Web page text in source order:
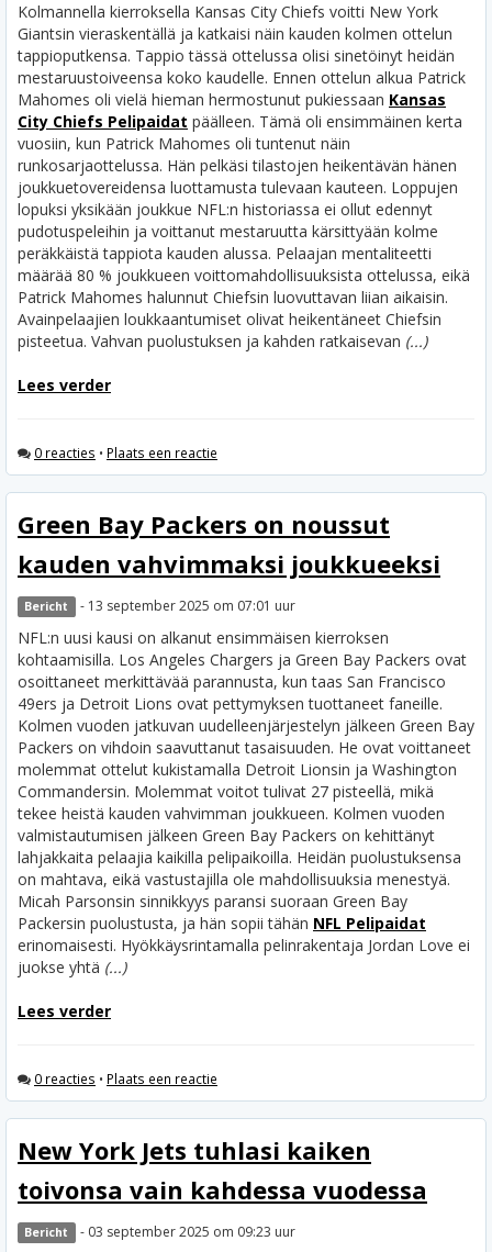
Kolmannella kierroksella Kansas City Chiefs voitti New York
Giantsin vieraskentällä ja katkaisi näin kauden kolmen ottelun
tappioputkensa. Tappio tässä ottelussa olisi sinetöinyt heidän
mestaruustoiveensa koko kaudelle. Ennen ottelun alkua Patrick
Mahomes oli vielä hieman hermostunut pukiessaan Kansas
City Chiefs Pelipaidat päälleen. Tämä oli ensimmäinen kerta
vuosiin, kun Patrick Mahomes oli tuntenut näin
runkosarjaottelussa. Hän pelkäsi tilastojen heikentävän hänen
joukkuetovereidensa luottamusta tulevaan kauteen. Loppujen
lopuksi yksikään joukkue NFL:n historiassa ei ollut edennyt
pudotuspeleihin ja voittanut mestaruutta kärsittyään kolme
peräkkäistä tappiota kauden alussa. Pelaajan mentaliteetti
määrää 80 % joukkueen voittomahdollisuuksista ottelussa, eikä
Patrick Mahomes halunnut Chiefsin luovuttavan liian aikaisin.
Avainpelaajien loukkaantumiset olivat heikentäneet Chiefsin
pisteetua. Vahvan puolustuksen ja kahden ratkaisevan (...)
Lees verder
0 reacties • Plaats een reactie
Green Bay Packers on noussut
kauden vahvimmaksi joukkueeksi
Bericht - 13 september 2025 om 07:01 uur
NFL:n uusi kausi on alkanut ensimmäisen kierroksen
kohtaamisilla. Los Angeles Chargers ja Green Bay Packers ovat
osoittaneet merkittävää parannusta, kun taas San Francisco
49ers ja Detroit Lions ovat pettymyksen tuottaneet faneille.
Kolmen vuoden jatkuvan uudelleenjärjestelyn jälkeen Green Bay
Packers on vihdoin saavuttanut tasaisuuden. He ovat voittaneet
molemmat ottelut kukistamalla Detroit Lionsin ja Washington
Commandersin. Molemmat voitot tulivat 27 pisteellä, mikä
tekee heistä kauden vahvimman joukkueen. Kolmen vuoden
valmistautumisen jälkeen Green Bay Packers on kehittänyt
lahjakkaita pelaajia kaikilla pelipaikoilla. Heidän puolustuksensa
on mahtava, eikä vastustajilla ole mahdollisuuksia menestyä.
Micah Parsonsin sinnikkyys paransi suoraan Green Bay
Packersin puolustusta, ja hän sopii tähän NFL Pelipaidat
erinomaisesti. Hyökkäysrintamalla pelinrakentaja Jordan Love ei
juokse yhtä (...)
Lees verder
0 reacties • Plaats een reactie
New York Jets tuhlasi kaiken
toivonsa vain kahdessa vuodessa
Bericht - 03 september 2025 om 09:23 uur